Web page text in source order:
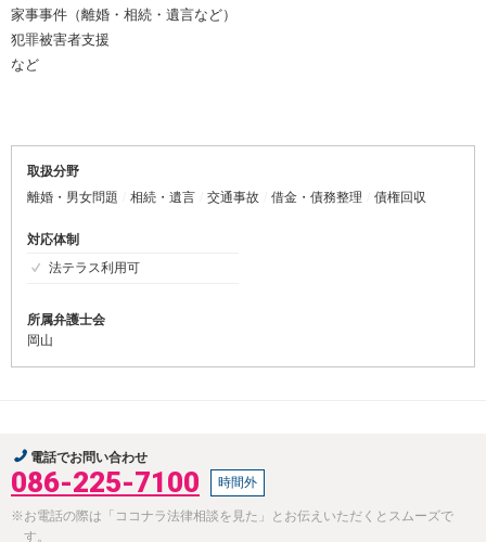
家事事件（離婚・相続・遺言など）
犯罪被害者支援
など
取扱分野
離婚・男女問題
相続・遺言 交通事故 借金・債務整理 債権回収
対応体制
法テラス利用可
所属弁護士会
岡山
電話でお問い合わせ
086-225-7100 時間外
※お電話の際は「ココナラ法律相談を見た」とお伝えいただくとスムーズで
す。